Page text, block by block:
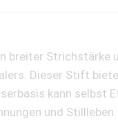
breiter Strichstärke
Dieser Stift
kann selbst
und Stillleben.